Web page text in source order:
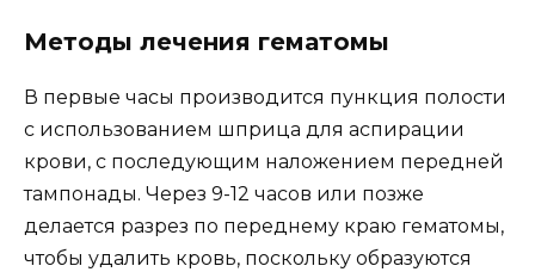
Методы лечения гематомы
В первые часы производится пункция полости
с использованием шприца для аспирации
крови, с последующим наложением передней
тампонады. Через 9-12 часов или позже
делается разрез по переднему краю гематомы,
чтобы удалить кровь, поскольку образуются